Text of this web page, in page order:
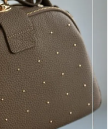
返品、カラー交換、不具
けしております。どうぞ
に商品をお入れし、丁寧
エーションを見る